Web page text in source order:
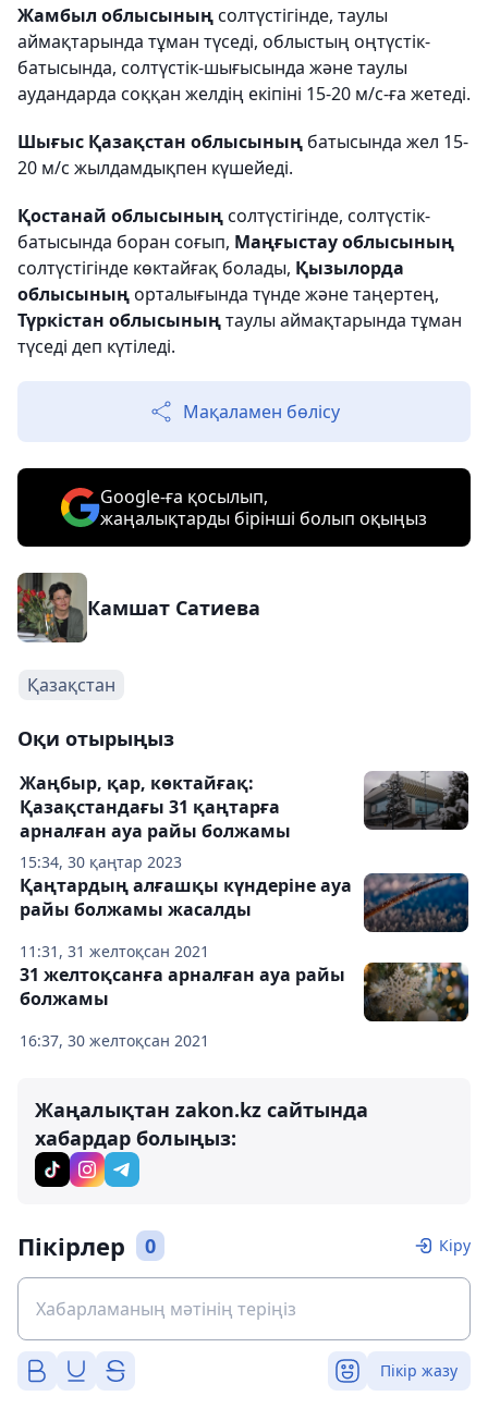
Жамбыл облысыныңсолтүстігінде, таулы
аймақтарында тұман түседі, облыстың оңтүстік-
батысында, солтүстік-шығысында және таулы
аудандарда соққан желдің екіпіні 15-20 м/с-ға жетеді.
Шығыс Қазақстан облысының батысында жел 15-
20 м/с жылдамдықпен күшейеді.
Қостанай облысыныңсолтүстігінде, солтүстік-
батысында боран соғып, Маңғыстау облысының
солтүстігінде көктайғақ болады, Қызылорда
облысыныңорталығында түнде және таңертең,
Түркістан облысыныңтаулы аймақтарында тұман
түседі деп күтіледі.
Мақаламен бөлісу
Google-ға қосылып,
жаңалықтарды бірінші болып оқыңыз
Камшат Сатиева
Қазақстан
Оқи отырыңыз
15:34, 30 қаңтар 2023
Жаңбыр, қар, көктайғақ:
Қазақстандағы 31 қаңтарға
арналған ауа райы болжамы
11:31, 31 желтоқсан 2021
Қаңтардың алғашқы күндеріне ауа
райы болжамы жасалды
16:37, 30 желтоқсан 2021
31 желтоқсанға арналған ауа райы
болжамы
Жаңалықтан zakon.kz сайтында
хабардар болыңыз:
Пікірлер 0 Кіру
Пікір жазу